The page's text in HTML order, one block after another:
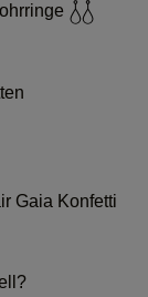
Gaia Konfetti